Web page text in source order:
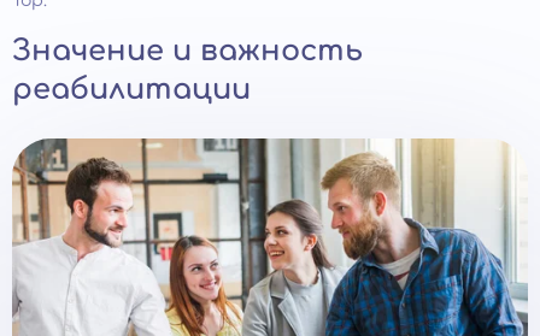
Значение и важность
реабилитации